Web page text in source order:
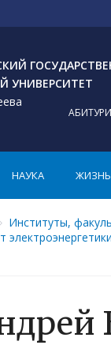
УНИВЕРСИТЕТ
НАУКА ЖИЗНЬ
Институты,